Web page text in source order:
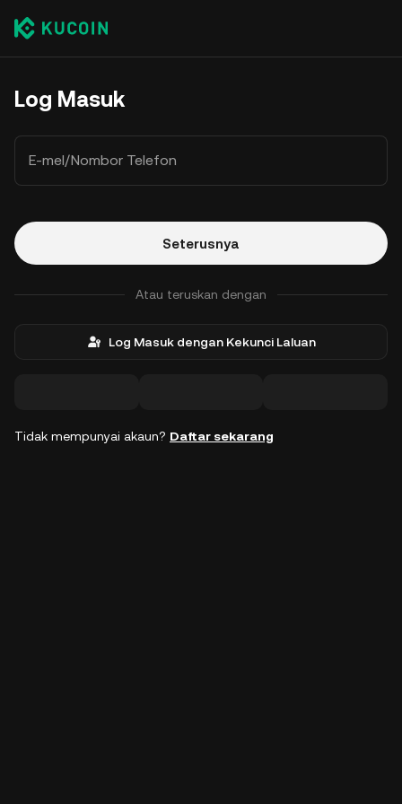
Log Masuk
E-mel/Nombor Telefon
Seterusnya
Atau teruskan dengan
Log Masuk dengan Kekunci Laluan
Tidak mempunyai akaun? Daftar sekarang